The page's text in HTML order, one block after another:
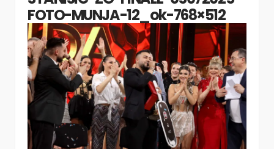
FOTO-MUNJA-12_ok-768×512